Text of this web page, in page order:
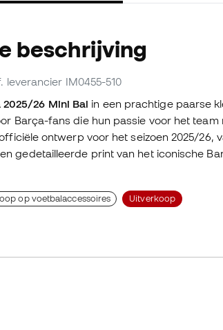
beschrijving
leverancier IM0455-510
2025/26 Mini Bal in een prachtige paarse
Barça-fans die hun passie voor het
ontwerp voor het seizoen 2025/26,
gedetailleerde print van het iconische
op voetbalaccessoires Uitverkoop